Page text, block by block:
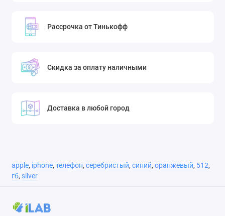
Рассрочка от Тинькофф
Скидка за оплату наличными
Доставка в любой город
apple, iphone, телефон, серебристый, синий, оранжевый, 512,
гб, silver